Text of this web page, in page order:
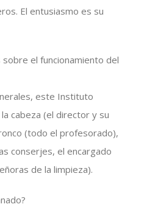
El entusiasmo es su
sobre el funcionamiento del
este Instituto
cabeza (el director y su
(todo el profesorado),
conserjes, el encargado
de la limpieza).